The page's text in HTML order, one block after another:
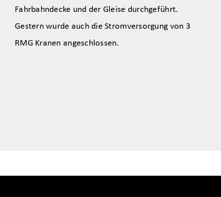
Fahrbahndecke und der Gleise durchgeführt.
Gestern wurde auch die Stromversorgung von 3
RMG Kranen angeschlossen.